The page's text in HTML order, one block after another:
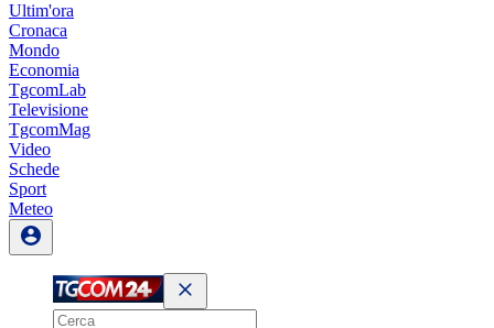
Ultim'ora
Cronaca
Mondo
Economia
TgcomLab
Televisione
TgcomMag
Video
Schede
Sport
Meteo